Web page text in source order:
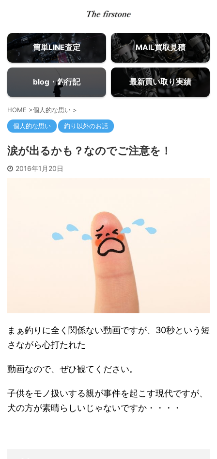
簡単LINE査定 MAIL買取見積
blog・釣行記 最新買い取り実績
HOME >個人的な思い >
個人的な思い 釣り以外のお話
涙が出るかも？なのでご注意を！
2016年1月20日
まぁ釣りに全く関係ない動画ですが、30秒という短
さながら心打たれた
動画なので、ぜひ観てください。
子供をモノ扱いする親が事件を起こす現代ですが、
犬の方が素晴らしいじゃないですか・・・・